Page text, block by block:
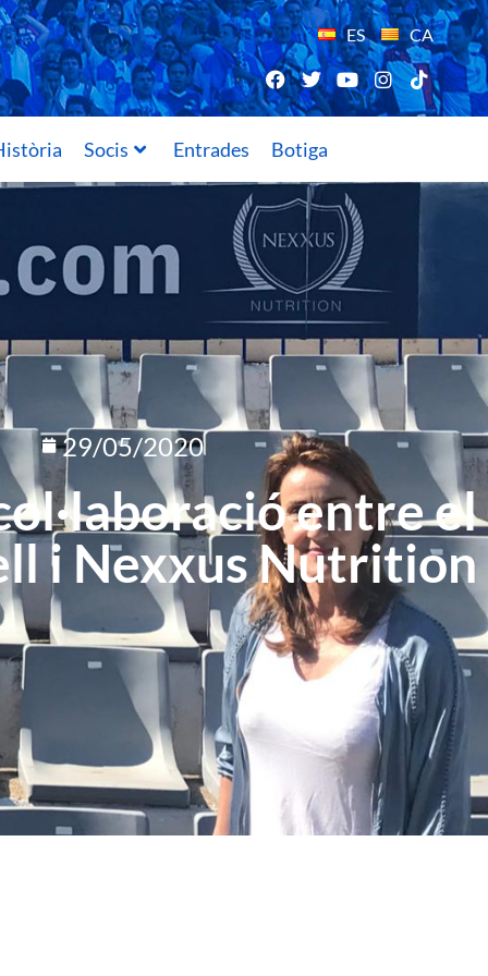
ES CA
Socis Entrades Botiga
29/05/2020
entre el
i Nexxus Nutrition